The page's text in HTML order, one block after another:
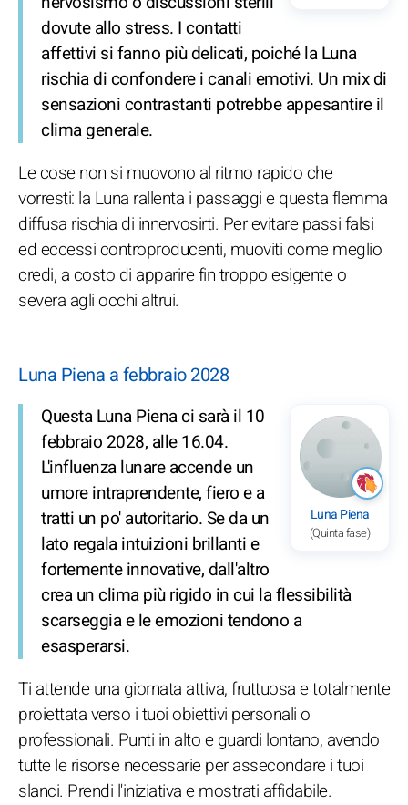
dovute allo stress. I contatti
affettivi si fanno più delicati, poiché la Luna
rischia di confondere i canali emotivi. Un mix di
sensazioni contrastanti potrebbe appesantire il
clima generale.
Le cose non si muovono al ritmo rapido che
vorresti: la Luna rallenta i passaggi e questa flemma
diffusa rischia di innervosirti. Per evitare passi falsi
ed eccessi controproducenti, muoviti come meglio
credi, a costo di apparire fin troppo esigente o
severa agli occhi altrui.
Luna Piena a febbraio 2028
Luna Piena
(Quinta fase)
Questa Luna Piena ci sarà il 10
febbraio 2028, alle 16.04.
L'influenza lunare accende un
umore intraprendente, fiero e a
tratti un po' autoritario. Se da un
lato regala intuizioni brillanti e
fortemente innovative, dall'altro
crea un clima più rigido in cui la flessibilità
scarseggia e le emozioni tendono a
esasperarsi.
Ti attende una giornata attiva, fruttuosa e totalmente
proiettata verso i tuoi obiettivi personali o
professionali. Punti in alto e guardi lontano, avendo
tutte le risorse necessarie per assecondare i tuoi
slanci. Prendi l'iniziativa e mostrati affidabile.